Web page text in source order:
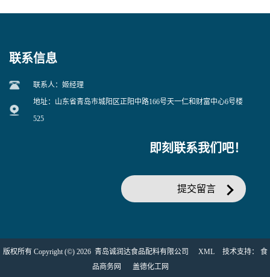
联系信息
联系人：姬经理
地址：山东省青岛市城阳区正阳中路166号天一仁和财富中心6号楼
525
即刻联系我们吧！
提交留言
版权所有 Copyright (©) 2026 青岛诚润达食品配料有限公司 XML 技术支持： 食
品商务网
盖德化工网